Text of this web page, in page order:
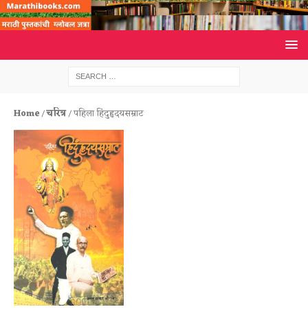
Home/चरित्र/ पहिला हिंदुहृदयसम्राट